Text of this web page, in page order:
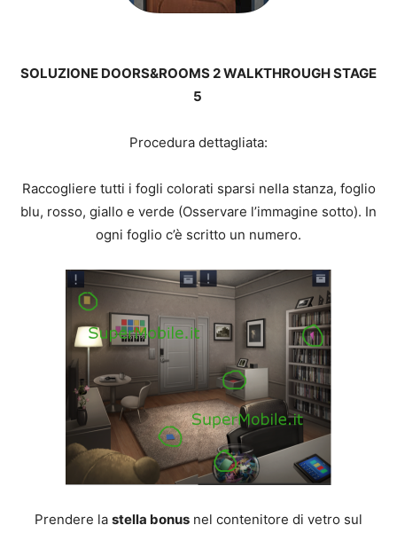
SOLUZIONE DOORS&ROOMS 2 WALKTHROUGH STAGE
5
Procedura dettagliata:
Raccogliere tutti i fogli colorati sparsi nella stanza, foglio
blu, rosso, giallo e verde (Osservare l’immagine sotto). In
ogni foglio c’è scritto un numero.
Prendere la stella bonus nel contenitore di vetro sul